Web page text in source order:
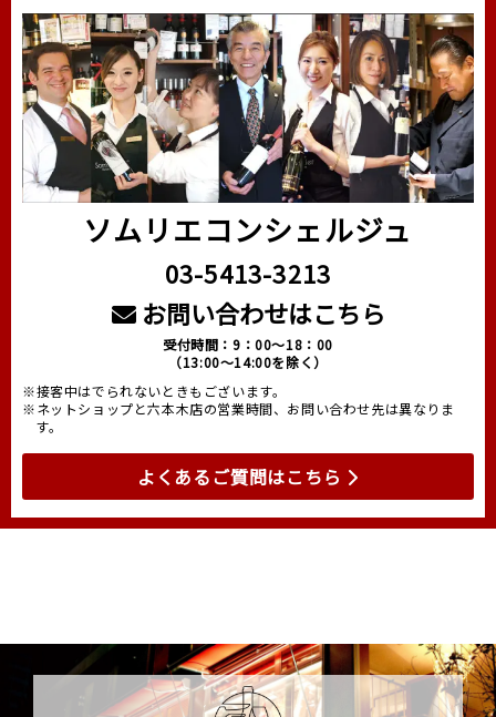
ソムリエコンシェルジュ
03-5413-3213
お問い合わせはこちら
受付時間：9：00～18：00
（13:00～14:00を除く）
※接客中はでられないときもございます。
※ネットショップと六本木店の営業時間、お問い合わせ先は異なりま
す。
よくあるご質問はこちら